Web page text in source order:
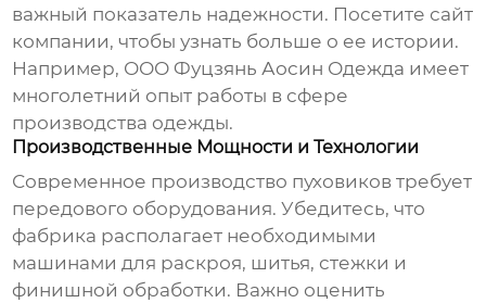
важный показатель надежности. Посетите сайт
компании, чтобы узнать больше о ее истории.
Например, ООО Фуцзянь Аосин Одежда имеет
многолетний опыт работы в сфере
производства одежды.
Производственные Мощности и Технологии
Современное производство пуховиков требует
передового оборудования. Убедитесь, что
фабрика располагает необходимыми
машинами для раскроя, шитья, стежки и
финишной обработки. Важно оценить